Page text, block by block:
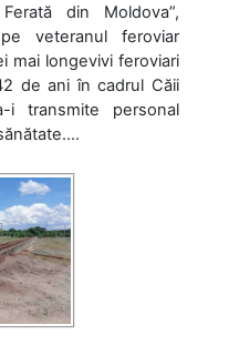
din Moldova”,
veteranul feroviar
mai longevivi feroviari
de ani în cadrul Căii
i transmite personal